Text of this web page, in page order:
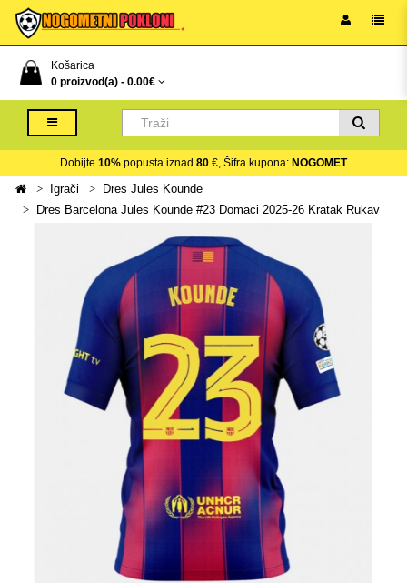
Košarica
0 proizvod(a) - 0.00€
Dobijte 10% popusta iznad 80 €, Šifra kupona: NOGOMET
Igrači
Dres Jules Kounde
Dres Barcelona Jules Kounde #23 Domaci 2025-26 Kratak Rukav